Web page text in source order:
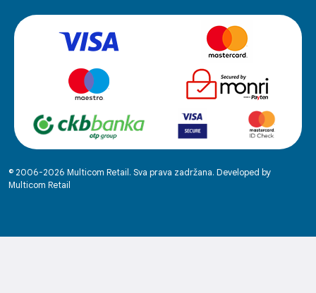
© 2006-2026 Multicom Retail. Sva prava zadržana. Developed by
Multicom Retail